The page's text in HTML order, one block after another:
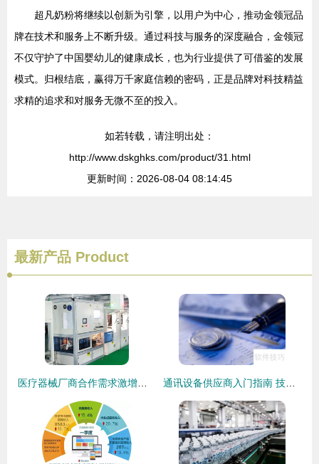
超凡奶粉将继续以创新为引擎，以用户为中心，推动金领冠品
牌在技术和服务上不断升级。通过科技与服务的深度融合，金领冠
不仅守护了中国婴幼儿的健康成长，也为行业提供了可借鉴的发展
模式。归根结底，赢得万千家庭信赖的密码，正是品牌对科技精益
求精的追求和对服务无微不至的投入。
如若转载，请注明出处：
http://www.dskghks.com/product/31.html
更新时间：2026-08-04 08:14:45
最新产品 Product